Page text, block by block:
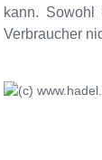
kann.
Verbraucher